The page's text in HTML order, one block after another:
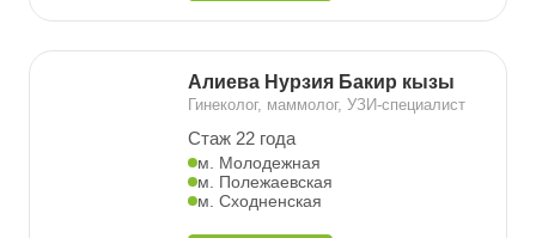
Алиева Нурзия Бакир кызы
Гинеколог, маммолог, УЗИ-специалист
Стаж 22 года
м. Молодежная
м. Полежаевская
м. Сходненская